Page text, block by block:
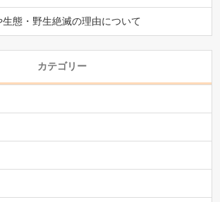
生態・野生絶滅の理由について
カテゴリー